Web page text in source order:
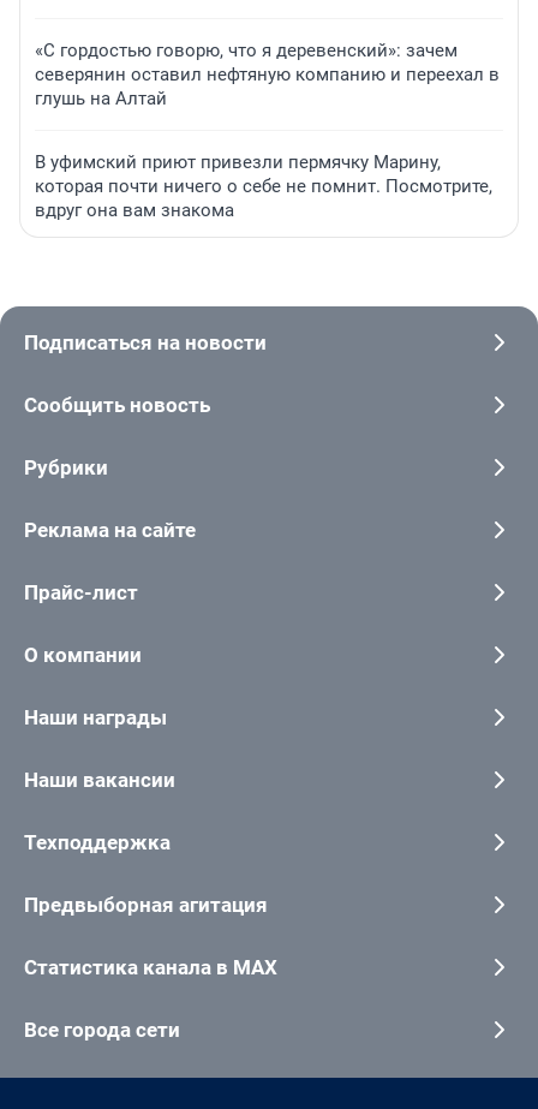
«С гордостью говорю, что я деревенский»: зачем
северянин оставил нефтяную компанию и переехал в
глушь на Алтай
В уфимский приют привезли пермячку Марину,
которая почти ничего о себе не помнит. Посмотрите,
вдруг она вам знакома
Подписаться на новости
Сообщить новость
Рубрики
Реклама на сайте
Прайс-лист
О компании
Наши награды
Наши вакансии
Техподдержка
Предвыборная агитация
Статистика канала в MAX
Все города сети